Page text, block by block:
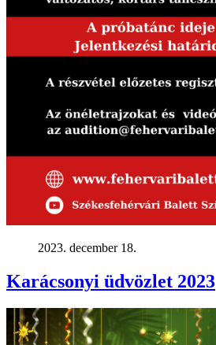
2023. december 18.
Karácsonyi üdvözlet 2023